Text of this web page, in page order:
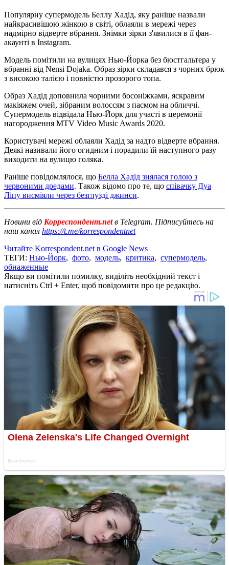
Популярну супермодель Беллу Хадід, яку раніше назвали
найкрасивішою жінкою в світі, облаяли в мережі через
надмірно відверте вбрання. Знімки зірки з'явилися в її фан-
акаунті в Instagram.
Модель помітили на вулицях Нью-Йорка без бюстгальтера у
вбранні від Nensi Dojaka. Образ зірки складався з чорних брюк
з високою талією і повністю прозорого топа.
Образ Хадід доповнила чорними босоніжками, яскравим
макіяжем очей, зібраним волоссям з пасмом на обличчі.
Супермодель відвідала Нью-Йорк для участі в церемонії
нагородження MTV Video Music Awards 2020.
Користувачі мережі облаяли Хадід за надто відверте вбрання.
Деякі називали його огидним і порадили їй наступного разу
виходити на вулицю голяка.
Раніше повідомлялося, що Белла Хадід знялася голою з
червоними дредами. Також відомо про те, що співачку Дуа
Ліпу висміяли через безглузді джинси.
Новини від Корреспондент.netв Telegram. Підписуйтесь на
наш канал https://t.me/korrespondentnet
Читайте Korrespondent.net в Google News
ТЕГИ: Нью-Йорк, фото, модель, критика, супермодель,
обнаженные
Якщо ви помітили помилку, виділіть необхідний текст і
натисніть Ctrl + Enter, щоб повідомити про це редакцію.